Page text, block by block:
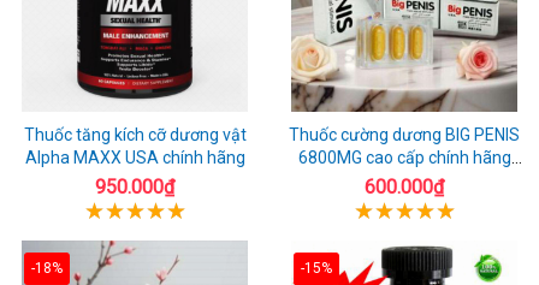
Thuốc tăng kích cỡ dương vật
Alpha MAXX USA chính hãng
950.000₫
Thuốc cường dương BIG PENIS
6800MG cao cấp chính hãng
USA
600.000₫
-18% -15%